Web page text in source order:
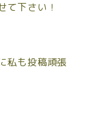
て下さい！
私も投稿頑張